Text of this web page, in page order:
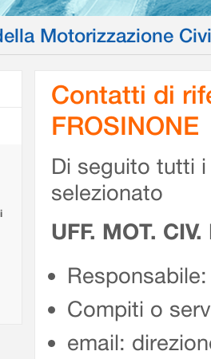
Motorizzazione
Contatti di
FROSINONE
Di seguito tutti
selezionato
UFF. MOT.
Compiti o
email: